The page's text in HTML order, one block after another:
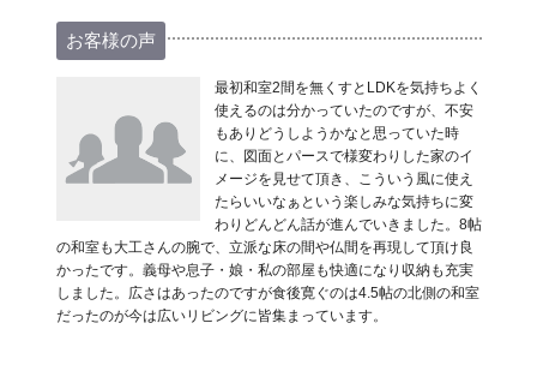
お客様の声
最初和室2間を無くすとLDKを気持ちよく
使えるのは分かっていたのですが、不安
もありどうしようかなと思っていた時
に、図面とパースで様変わりした家のイ
メージを見せて頂き、こういう風に使え
たらいいなぁという楽しみな気持ちに変
わりどんどん話が進んでいきました。8帖
の和室も大工さんの腕で、立派な床の間や仏間を再現して頂け良
かったです。義母や息子・娘・私の部屋も快適になり収納も充実
しました。広さはあったのですが食後寛ぐのは4.5帖の北側の和室
だったのが今は広いリビングに皆集まっています。